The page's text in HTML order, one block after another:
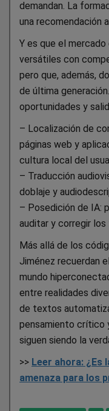
demandan. La
una recomendación
Y es que el
versátiles con
pero que, además,
de última
oportunidades y
– Localización de
páginas web y
cultura local del
– Traducción
doblaje y
– Posedición de IA:
auditar y corregir
Más allá de los
Jiménez recuerdan
mundo
entre realidades
de textos
pensamiento crítico
siguen siendo la
>> Leer ahora: ¿Es
amenaza para los